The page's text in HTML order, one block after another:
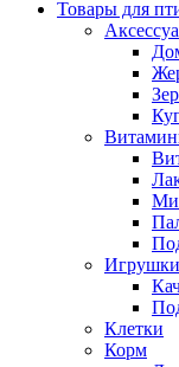
Товары для
Игрушки
Клетки
Корм